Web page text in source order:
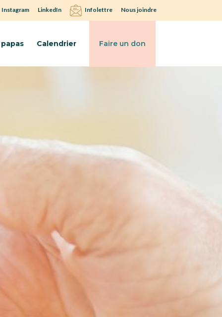
Instagram LinkedIn Infolettre Nous joindre
Calendrier Faire un don